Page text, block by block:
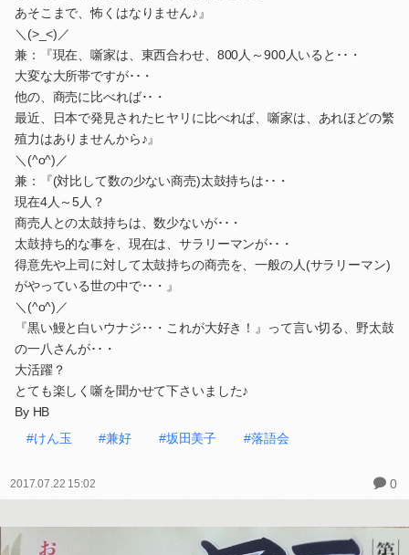
あそこまで、怖くはなりません♪』
＼(>_<)／
兼：『現在、噺家は、東西合わせ、800人～900人いると･･・
大変な大所帯ですが･･・
他の、商売に比べれば･･・
最近、日本で発見されたヒヤリに比べれば、噺家は、あれほどの繁
殖力はありませんから♪』
＼(^o^)／
兼：『(対比して数の少ない商売)太鼓持ちは･･・
現在4人～5人？
商売人との太鼓持ちは、数少ないが･･・
太鼓持ち的な事を、現在は、サラリーマンが･･・
得意先や上司に対して太鼓持ちの商売を、一般の人(サラリーマン)
がやっている世の中で･･・』
＼(^o^)／
『黒い鰻と白いウナジ･･・これが大好き！』って言い切る、野太鼓
の一八さんが･･・
大活躍？
とても楽しく噺を聞かせて下さいました♪
By HB
#けん玉
#兼好 #坂田美子 #落語会
2017.07.22 15:02 0